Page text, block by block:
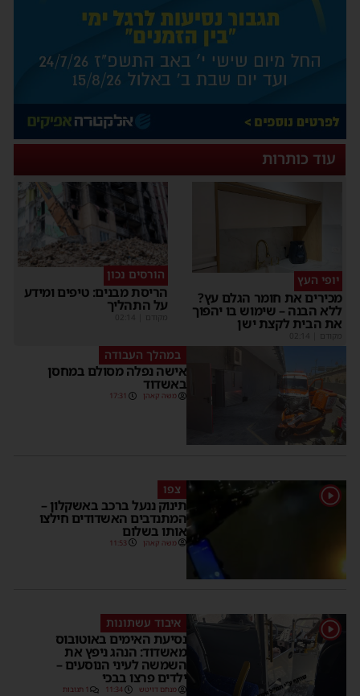
עוד כותרות
יופי העץ
מכירים את חומר הגלם עץ?
ללא הבנה – שימוש בו יהפוך
את הבית לקצת ישן
מקודם
הורסים נכון
הריסת מבנים: טיפים ומידע
על התהליך
מקודם
במהלך העבודה
אישה נפלה מסולם במחסן
באשדוד
משה קאהן 17:31
1 צפו
תינוק ננעל ברכב באשקלון –
המתנדבים האשדודים חילצו
אותו בשלום
משה קאהן 11:53
1 איבוד עשתונות
נסיעת האימים באוטובוס
מאשדוד: הנהג ניפץ את
השמשה לעיני הנוסעים –
ילדים פרצו בבכי
מנחם דויטש 11:34 1 תגובות